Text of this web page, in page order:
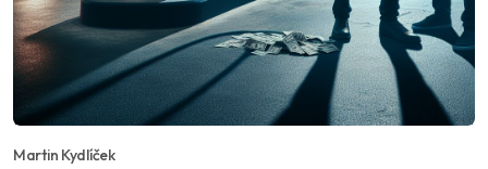
Martin Kydlíček